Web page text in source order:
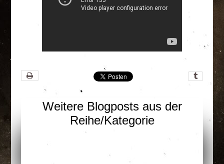
Weitere Blogposts aus der
Reihe/Kategorie